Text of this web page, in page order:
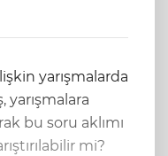
yarışmalarda
bu soru aklımı
mi?